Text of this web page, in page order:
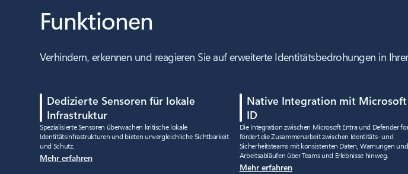
Funktionen
Verhindern, erkennen und reagieren Sie auf erweiterte Identitätsbedrohungen in
Dedizierte Sensoren für lokale
Infrastruktur
Spezialisierte Sensoren überwachen kritische lokale
Identitätsinfrastrukturen und bieten unvergleichliche Sichtbarkeit
und Schutz.
Mehr erfahren
Native Integration mit Microsoft
ID
Die Integration zwischen Microsoft Entra und Defender
fördert die Zusammenarbeit zwischen Identitäts- und
Sicherheitsteams mit konsistenten Daten, Warnungen und
Arbeitsabläufen über Teams und Erlebnisse hinweg.
Mehr erfahren